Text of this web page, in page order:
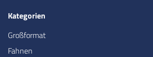
Kategorien
Großformat
Fahnen